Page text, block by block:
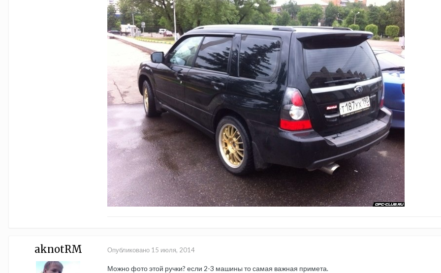
aknotRM Опубликовано 15 июля, 2014
Можно фото этой ручки? если 2-3 машины то самая важная примета.